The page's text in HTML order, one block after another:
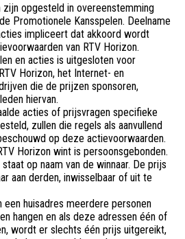
zijn opgesteld in overeenstemming
Promotionele Kansspelen. Deelname
impliceert dat akkoord wordt
van RTV Horizon.
en acties is uitgesloten voor
Horizon, het Internet- en
die de prijzen sponsoren,
hiervan.
acties of prijsvragen specifieke
zullen die regels als aanvullend
op deze actievoorwaarden.
Horizon wint is persoonsgebonden.
op naam van de winnaar. De prijs
aan derden, inwisselbaar of uit te
een huisadres meerdere personen
hangen en als deze adressen één of
wordt er slechts één prijs uitgereikt,